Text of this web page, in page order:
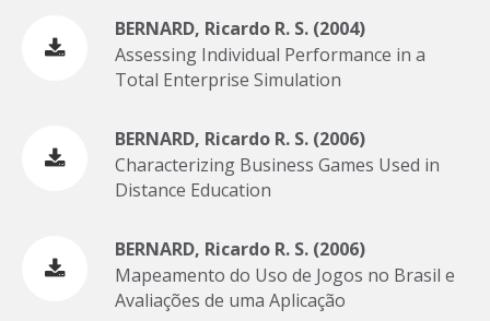
BERNARD, Ricardo R. S. (2004)
Assessing Individual Performance in a
Total Enterprise Simulation
BERNARD, Ricardo R. S. (2006)
Characterizing Business Games Used in
Distance Education
BERNARD, Ricardo R. S. (2006)
Mapeamento do Uso de Jogos no Brasil e
Avaliações de uma Aplicação